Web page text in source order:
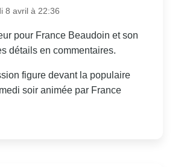
8 avril à 22:36
pour France Beaudoin et son
détails en commentaires.
figure devant la populaire
soir animée par France